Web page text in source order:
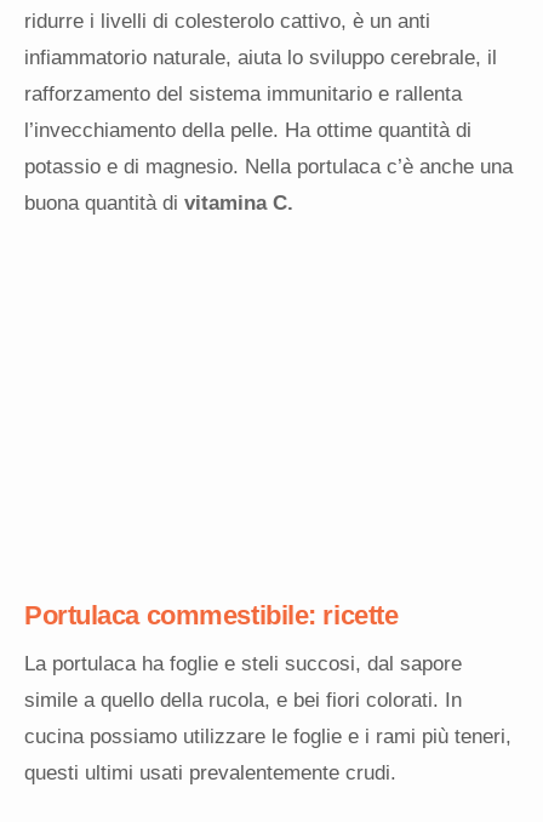
ridurre i livelli di colesterolo cattivo, è un anti
infiammatorio naturale, aiuta lo sviluppo cerebrale, il
rafforzamento del sistema immunitario e rallenta
l’invecchiamento della pelle. Ha ottime quantità di
potassio e di magnesio. Nella portulaca c’è anche una
buona quantità di vitamina C.
Portulaca commestibile: ricette
La portulaca ha foglie e steli succosi, dal sapore
simile a quello della rucola, e bei fiori colorati. In
cucina possiamo utilizzare le foglie e i rami più teneri,
questi ultimi usati prevalentemente crudi.